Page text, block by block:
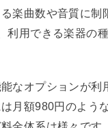
楽曲数や音質に
利用できる楽器の
なオプションが
月額980円のよう